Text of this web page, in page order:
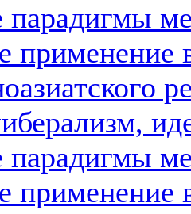
применение
применение